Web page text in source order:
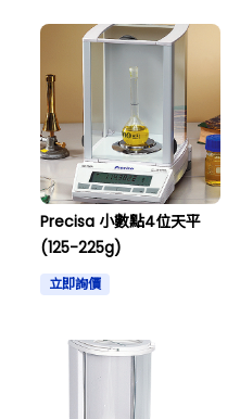
Precisa 小數點4位天平
(125-225g)
立即詢價